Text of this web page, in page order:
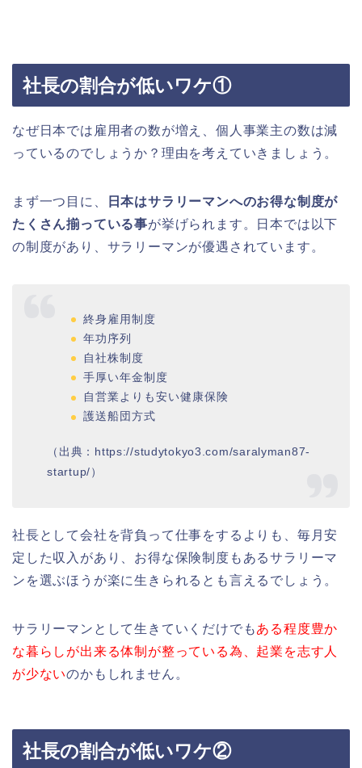
社長の割合が低いワケ①
なぜ日本では雇用者の数が増え、個人事業主の数は減
っているのでしょうか？理由を考えていきましょう。
まず一つ目に、
日本はサラリーマンへのお得な制度が
たくさん揃っている事が挙げられます。日本では以下
の制度があり、サラリーマンが優遇されています。
終身雇用制度
年功序列
自社株制度
手厚い年金制度
自営業よりも安い健康保険
護送船団方式
（出典：https://studytokyo3.com/saralyman87-
startup/）
社長として会社を背負って仕事をするよりも、毎月安
定した収入があり、お得な保険制度もあるサラリーマ
ンを選ぶほうが楽に生きられるとも言えるでしょう。
サラリーマンとして生きていくだけでもある程度豊か
な暮らしが出来る体制が整っている為、起業を志す人
が少ないのかもしれません。
社長の割合が低いワケ②